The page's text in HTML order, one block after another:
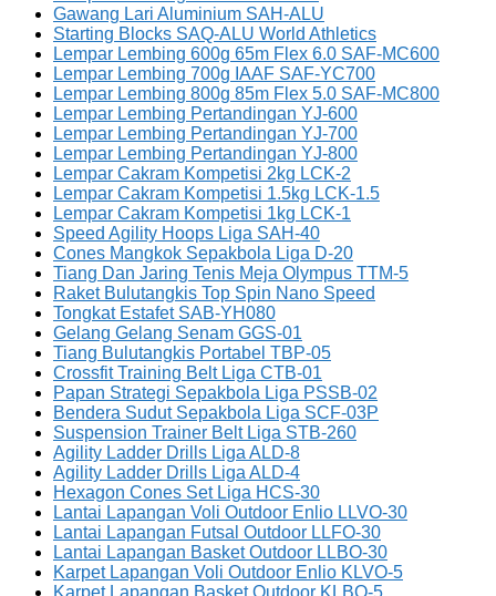
Gawang Lari Aluminium SAH-ALU
Starting Blocks SAQ-ALU World Athletics
Lempar Lembing 600g 65m Flex 6.0 SAF-MC600
Lempar Lembing 700g IAAF SAF-YC700
Lempar Lembing 800g 85m Flex 5.0 SAF-MC800
Lempar Lembing Pertandingan YJ-600
Lempar Lembing Pertandingan YJ-700
Lempar Lembing Pertandingan YJ-800
Lempar Cakram Kompetisi 2kg LCK-2
Lempar Cakram Kompetisi 1.5kg LCK-1.5
Lempar Cakram Kompetisi 1kg LCK-1
Speed Agility Hoops Liga SAH-40
Cones Mangkok Sepakbola Liga D-20
Tiang Dan Jaring Tenis Meja Olympus TTM-5
Raket Bulutangkis Top Spin Nano Speed
Tongkat Estafet SAB-YH080
Gelang Gelang Senam GGS-01
Tiang Bulutangkis Portabel TBP-05
Crossfit Training Belt Liga CTB-01
Papan Strategi Sepakbola Liga PSSB-02
Bendera Sudut Sepakbola Liga SCF-03P
Suspension Trainer Belt Liga STB-260
Agility Ladder Drills Liga ALD-8
Agility Ladder Drills Liga ALD-4
Hexagon Cones Set Liga HCS-30
Lantai Lapangan Voli Outdoor Enlio LLVO-30
Lantai Lapangan Futsal Outdoor LLFO-30
Lantai Lapangan Basket Outdoor LLBO-30
Karpet Lapangan Voli Outdoor Enlio KLVO-5
Karpet Lapangan Basket Outdoor KLBO-5